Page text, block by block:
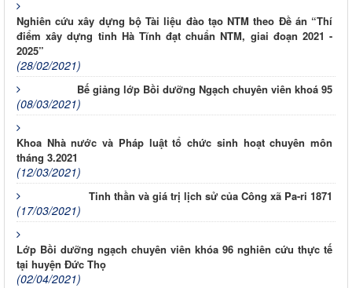
Nghiên cứu xây dựng bộ Tài liệu đào tạo NTM theo Đề án “Thí
điểm xây dựng tỉnh Hà Tĩnh đạt chuẩn NTM, giai đoạn 2021 -
2025”
(28/02/2021)
Bế giảng lớp Bồi dưỡng Ngạch chuyên viên khoá 95
(08/03/2021)
Khoa Nhà nước và Pháp luật tổ chức sinh hoạt chuyên môn
tháng 3.2021
(12/03/2021)
Tinh thần và giá trị lịch sử của Công xã Pa-ri 1871
(17/03/2021)
Lớp Bồi dưỡng ngạch chuyên viên khóa 96 nghiên cứu thực tế
tại huyện Đức Thọ
(02/04/2021)